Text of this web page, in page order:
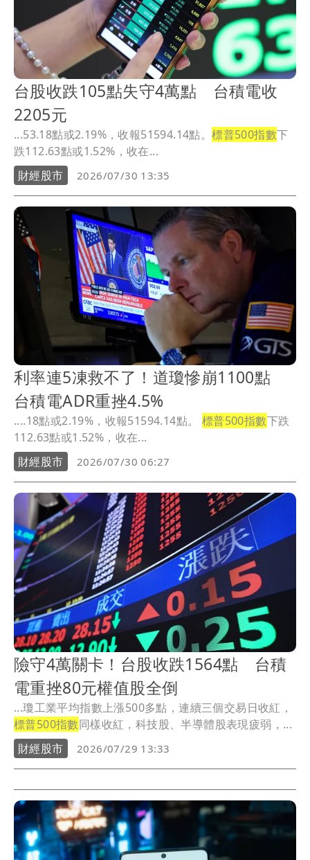
台股收跌105點失守4萬點 台積電收
2205元
...53.18點或2.19%，收報51594.14點。標普500指數下
跌112.63點或1.52%，收在...
財經股市
2026/07/30 13:35
利率連5凍救不了！道瓊慘崩1100點
台積電ADR重挫4.5%
....18點或2.19%，收報51594.14點。 標普500指數下跌
112.63點或1.52%，收在...
財經股市
2026/07/30 06:27
險守4萬關卡！台股收跌1564點 台積
電重挫80元權值股全倒
...瓊工業平均指數上漲500多點，連續三個交易日收紅，
標普500指數同樣收紅，科技股、半導體股表現疲弱，...
財經股市
2026/07/29 13:33